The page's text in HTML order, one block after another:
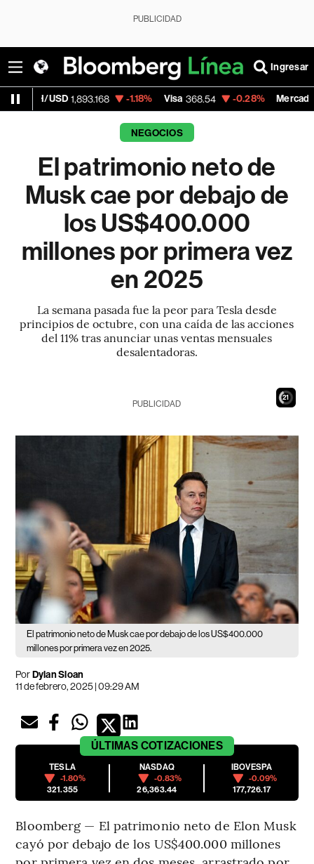
PUBLICIDAD
Ingresar
1,893.168 -1.18% Visa 368.54 -0.28% MercadoLibre
NEGOCIOS
El patrimonio neto de
Musk cae por debajo de
los US$400.000
millones por primera vez
en 2025
La semana pasada fue la peor para Tesla desde
principios de octubre, con una caída de las acciones
del 11% tras anunciar unas ventas mensuales
desalentadoras.
20
PUBLICIDAD
El patrimonio neto de Musk cae por debajo de los US$400.000
millones por primera vez en 2025.
PorDylan Sloan
11 de febrero, 2025 | 09:29 AM
ÚLTIMAS COTIZACIONES
TESLA
-1.80%
321.355
NASDAQ
-0.83%
26,363.44
IBOVESPA
-0.09%
177,726.17
Bloomberg — El patrimonio neto de Elon Musk
cayó por debajo de los US$400.000 millones